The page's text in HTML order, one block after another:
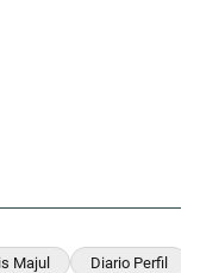
Majul Diario Perfil